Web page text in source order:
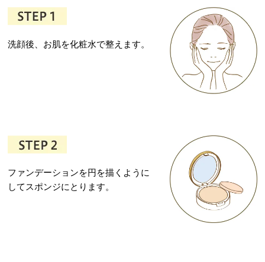
洗顔後、お肌を化粧水で整えます。
ファンデーションを円を描くように
してスポンジにとります。